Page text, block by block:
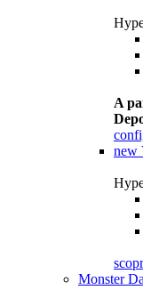
A
new
Monster